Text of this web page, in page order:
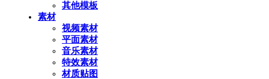
其他模板
素材
视频素材
平面素材
音乐素材
特效素材
材质贴图